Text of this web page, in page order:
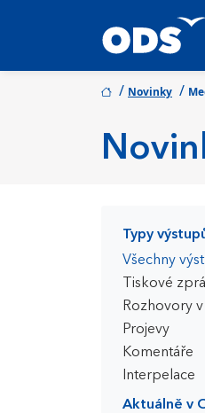
/ Novinky /
Typy
Všechny
Tiskové
Rozhovory
Projevy
Komentáře
Interpelace
Aktuálně v